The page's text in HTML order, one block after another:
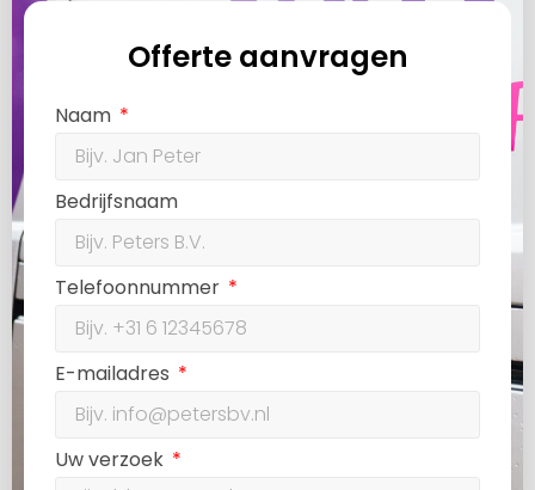
Offerte aanvragen
Naam
Bedrijfsnaam
Telefoonnummer
E-mailadres
Uw verzoek